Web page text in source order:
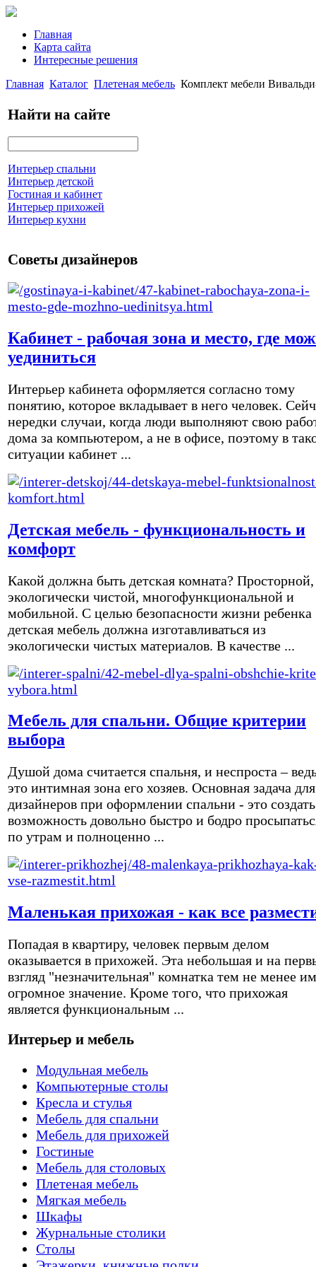
Главная
Карта сайта
Интересные решения
Главная Каталог Плетеная мебель Комплект мебели
Найти на сайте
Интерьер спальни
Интерьер детской
Гостиная и кабинет
Интерьер прихожей
Интерьер кухни
Советы дизайнеров
Кабинет - рабочая зона и место, где
уединиться
Интерьер кабинета оформляется согласно тому
понятию, которое вкладывает в него человек.
нередки случаи, когда люди выполняют свою
дома за компьютером, а не в офисе, поэтому в
ситуации кабинет ...
Детская мебель - функциональность и
комфорт
Какой должна быть детская комната? Просторной,
экологически чистой, многофункциональной и
мобильной. С целью безопасности жизни ребенка
детская мебель должна изготавливаться из
экологически чистых материалов. В качестве ...
Мебель для спальни. Общие критерии
выбора
Душой дома считается спальня, и неспроста –
это интимная зона его хозяев. Основная задача для
дизайнеров при оформлении спальни - это создать
возможность довольно быстро и бодро
по утрам и полноценно ...
Маленькая прихожая - как все
Попадая в квартиру, человек первым делом
оказывается в прихожей. Эта небольшая и на
взгляд "незначительная" комнатка тем не менее
огромное значение. Кроме того, что прихожая
является функциональным ...
Интерьер и мебель
Модульная мебель
Компьютерные столы
Кресла и стулья
Мебель для спальни
Мебель для прихожей
Гостиные
Мебель для столовых
Плетеная мебель
Мягкая мебель
Шкафы
Журнальные столики
Столы